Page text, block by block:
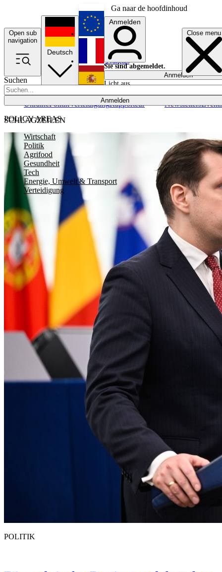
Ga naar de hoofdinhoud
Open sub
navigation
Close menu
Suchen
Anmelden
POLICY AREAS
Wirtschaft
Politik
Agrifood
Gesundheit
Tech
Energie, Umwelt & Transport
Verteidigung
UkrainePolitikVerteidigungRapporteur NewslettersEvents
Deutsch
English
Français
Anmelden
Sie sind abgemeldet.
Anmelden
Licht aus
SCHLAGZEILEN
POLITIK